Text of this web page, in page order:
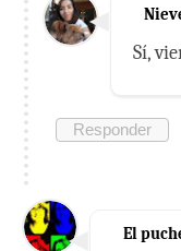
Sí,
Responder
El